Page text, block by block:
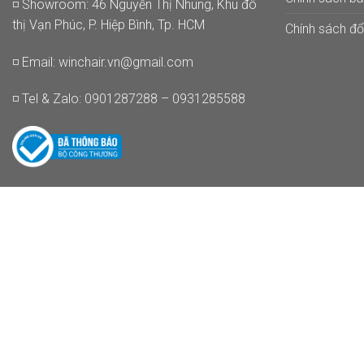
◽ Showroom: 46 Nguyễn Thị Nhung, Khu đô
thị Vạn Phúc, P. Hiệp Bình, Tp. HCM
◽ Email: winchair.vn@gmail.com
◽ Tel & Zalo: 0901287288 – 0931285588
Chính sách